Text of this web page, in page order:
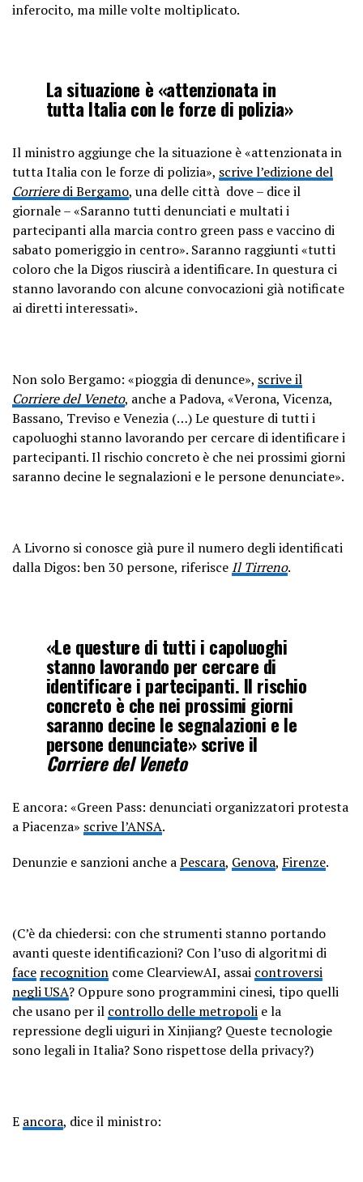
inferocito, ma mille volte moltiplicato.
La situazione è «attenzionata in
tutta Italia con le forze di polizia»
Il ministro aggiunge che la situazione è «attenzionata in
tutta Italia con le forze di polizia», scrive l’edizione del
Corrieredi Bergamo, una delle città dove – dice il
giornale – «Saranno tutti denunciati e multati i
partecipanti alla marcia contro green pass e vaccino di
sabato pomeriggio in centro». Saranno raggiunti «tutti
coloro che la Digos riuscirà a identificare. In questura ci
stanno lavorando con alcune convocazioni già notificate
ai diretti interessati».
Non solo Bergamo: «pioggia di denunce», scrive il
Corriere del Veneto, anche a Padova, «Verona, Vicenza,
Bassano, Treviso e Venezia (…) Le questure di tutti i
capoluoghi stanno lavorando per cercare di identificare i
partecipanti. Il rischio concreto è che nei prossimi giorni
saranno decine le segnalazioni e le persone denunciate».
A Livorno si conosce già pure il numero degli identificati
dalla Digos: ben 30 persone, riferisce Il Tirreno.
«Le questure di tutti i capoluoghi
stanno lavorando per cercare di
identificare i partecipanti. Il rischio
concreto è che nei prossimi giorni
saranno decine le segnalazioni e le
persone denunciate» scrive il
Corriere del Veneto
E ancora: «Green Pass: denunciati organizzatori protesta
a Piacenza» scrive l’ANSA.
Denunzie e sanzioni anche aPescara, Genova, Firenze.
(C’è da chiedersi: con che strumenti stanno portando
avanti queste identificazioni? Con l’uso di algoritmi di
face recognition come ClearviewAI, assai controversi
negli USA? Oppure sono programmini cinesi, tipo quelli
che usano per il controllo delle metropoli e la
repressione degli uiguri in Xinjiang? Queste tecnologie
sono legali in Italia? Sono rispettose della privacy?)
E ancora, dice il ministro: